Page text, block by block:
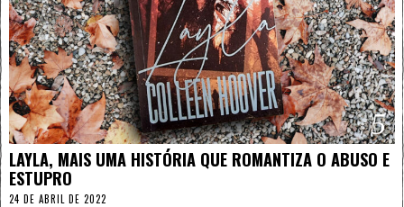
5
LAYLA, MAIS UMA HISTÓRIA QUE ROMANTIZA O ABUSO E
ESTUPRO
24 DE ABRIL DE 2022